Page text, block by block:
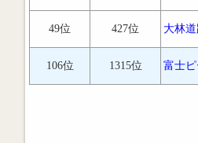
49位 427位 大林道
106位 1315位 富士